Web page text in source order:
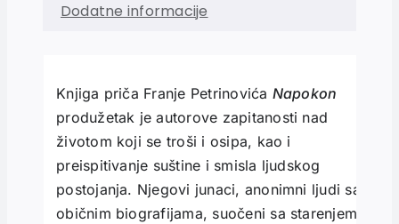
Dodatne informacije
Knjiga priča Franje Petrinovića Napokon
produžetak je autorove zapitanosti nad
životom koji se troši i osipa, kao i
preispitivanje suštine i smisla ljudskog
postojanja. Njegovi junaci, anonimni ljudi sa
običnim biografijama, suočeni sa starenjem i